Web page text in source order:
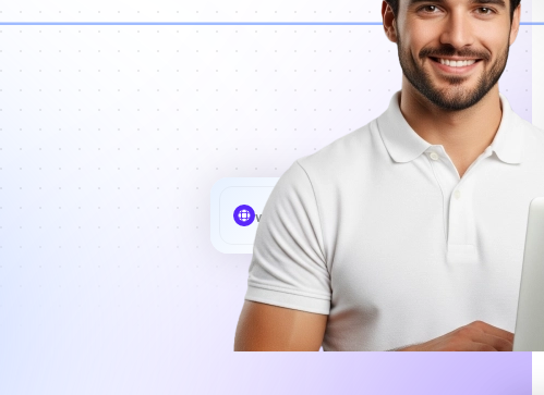
www MyCafe